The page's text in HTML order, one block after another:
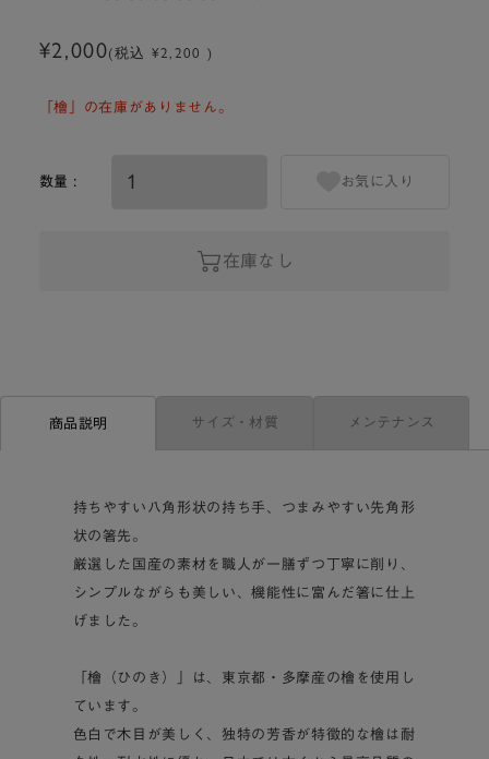
¥2,000(税込 ¥2,200 )
「檜」の在庫がありません。
数量 :
在庫なし
お気に入り
商品説明 サイズ・材質 メンテナンス
持ちやすい八角形状の持ち手、つまみやすい先角形
状の箸先。
厳選した国産の素材を職人が一膳ずつ丁寧に削り、
シンプルながらも美しい、機能性に富んだ箸に仕上
げました。
「檜（ひのき）」は、東京都・多摩産の檜を使用し
ています。
色白で木目が美しく、独特の芳香が特徴的な檜は耐